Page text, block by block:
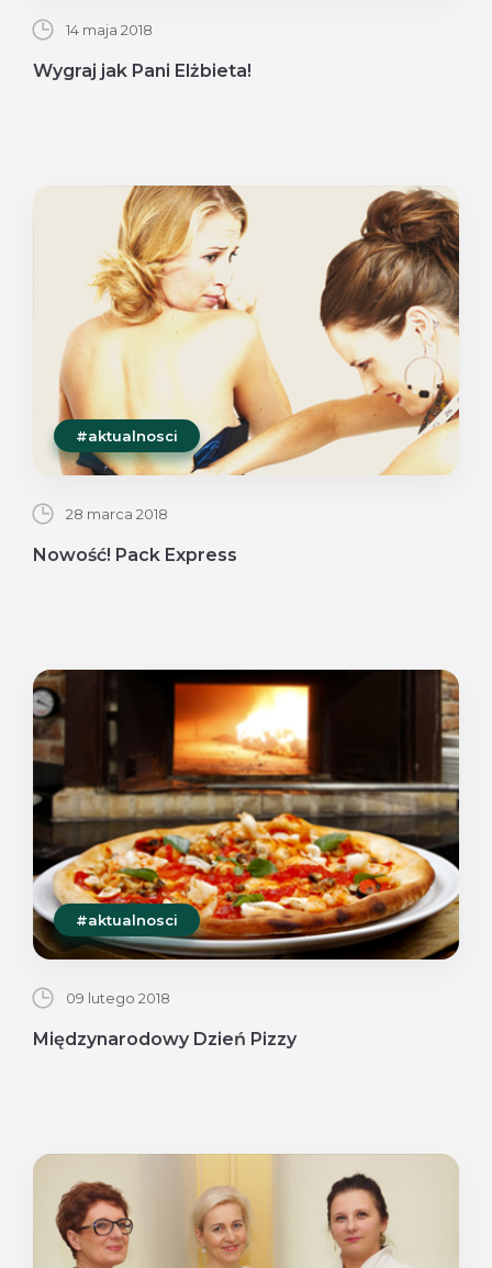
14 maja 2018
Wygraj jak Pani Elżbieta!
#aktualnosci
28 marca 2018
Nowość! Pack Express
#aktualnosci
09 lutego 2018
Międzynarodowy Dzień Pizzy